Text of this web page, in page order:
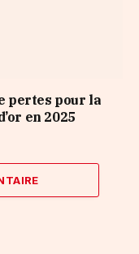
pertes pour la
en 2025